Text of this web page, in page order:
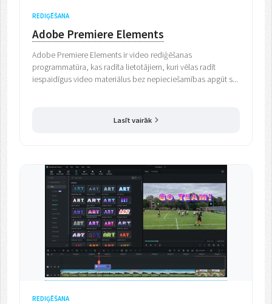
REDIĢĒŠANA
Adobe Premiere Elements
Adobe Premiere Elements ir video rediģēšanas
programmatūra, kas radīta lietotājiem, kuri vēlas radīt
iespaidīgus video materiālus bez nepieciešamības apgūt s...
Lasīt vairāk
REDIĢĒŠANA